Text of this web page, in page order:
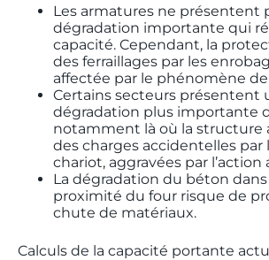
Les armatures ne présentent
dégradation importante qui
capacité. Cependant, la
des ferraillages par les
affectée par le phénomène
Certains secteurs présentent
dégradation plus importante
notamment là où la structure
des charges accidentelles par
chariot, aggravées par
La dégradation du béton
proximité du four risque de
chute de matériaux.
Calculs de la capacité portante